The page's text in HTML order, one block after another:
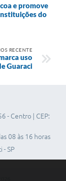
e promove
do
RECENTE
uso
Guaraci
- Centro | CEP:
08 às 16 horas
- SP